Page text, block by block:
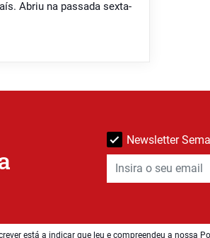
Abriu na passada sexta-
Newsletter
está a indicar que leu e compreendeu a nossa